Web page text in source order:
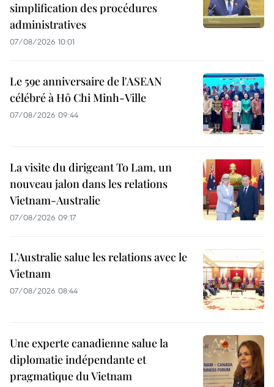
simplification des procédures
administratives
07/08/2026 10:01
Le 59e anniversaire de l'ASEAN
célébré à Hô Chi Minh-Ville
07/08/2026 09:44
La visite du dirigeant To Lam, un
nouveau jalon dans les relations
Vietnam-Australie
07/08/2026 09:17
L’Australie salue les relations avec le
Vietnam
07/08/2026 08:44
Une experte canadienne salue la
diplomatie indépendante et
pragmatique du Vietnam